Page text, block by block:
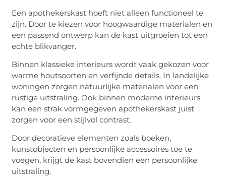
Een apothekerskast hoeft niet alleen functioneel te
zijn. Door te kiezen voor hoogwaardige materialen en
een passend ontwerp kan de kast uitgroeien tot een
echte blikvanger.
Binnen klassieke interieurs wordt vaak gekozen voor
warme houtsoorten en verfijnde details. In landelijke
woningen zorgen natuurlijke materialen voor een
rustige uitstraling. Ook binnen moderne interieurs
kan een strak vormgegeven apothekerskast juist
zorgen voor een stijlvol contrast.
Door decoratieve elementen zoals boeken,
kunstobjecten en persoonlijke accessoires toe te
voegen, krijgt de kast bovendien een persoonlijke
uitstraling.